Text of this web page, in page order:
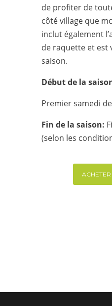
de profiter de
côté village que
inclut également
de raquette et est
saison.
Début de la
Premier samedi
Fin de la saison:
(selon les